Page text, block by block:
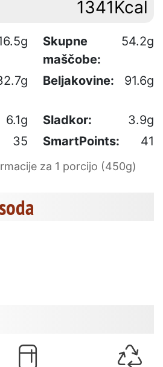
1341Kcal
Skupne
maščobe:
54.2g
Beljakovine: 91.6g
6.1g Sladkor:
3.9g
35 SmartPoints: 41
za 1 porcijo (450g)